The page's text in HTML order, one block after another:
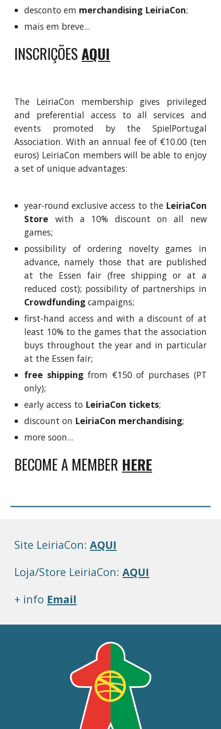
desconto em merchandising LeiriaCon;
mais em breve...
INSCRIÇÕES AQUI
The LeiriaCon membership gives privileged
and preferential access to all services and
events promoted by the SpielPortugal
Association. With an annual fee of €10.00 (ten
euros) LeiriaCon members will be able to enjoy
a set of unique advantages:
year-round exclusive access to the LeiriaCon
Store with a 10% discount on all new
games;
possibility of ordering novelty games in
advance, namely those that are published
at the Essen fair (free shipping or at a
reduced cost); possibility of partnerships in
Crowdfunding campaigns;
first-hand access and with a discount of at
least 10% to the games that the association
buys throughout the year and in particular
at the Essen fair;
free shipping from €150 of purchases (PT
only);
early access to LeiriaCon tickets;
discount on LeiriaCon merchandising;
more soon...
BECOME A MEMBER HERE
Site LeiriaCon: AQUI
Loja/Store LeiriaCon: AQUI
+ info Email